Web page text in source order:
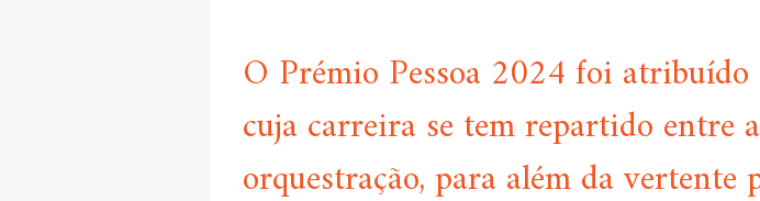
O Prémio Pessoa 2024 foi
cuja carreira se tem repartido entre
orquestração, para além da vertente